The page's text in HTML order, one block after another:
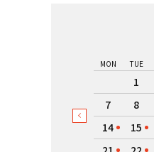
MON TUE
1
7
8
14
15